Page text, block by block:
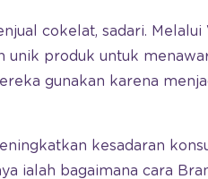
cokelat, sadari.
unik produk untuk
gunakan karena
kesadaran
ialah bagaimana cara